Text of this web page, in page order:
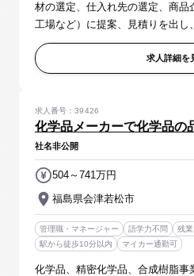
材の選定、仕入れ先の選定、商品
工場など）に提案、見積りを出し
場立ち合い（関東近郊メイン、
ど） ・新規開拓（電...
求人詳細を
化学品メーカーで化学品の
求人番号：39426
社名非公開
福島県会津若松市
504～741万円
管理職・マネージャー 語学力不問 残
駅から徒歩10分以内
マイカー通勤可
化学品、精密化学品、合成樹脂事